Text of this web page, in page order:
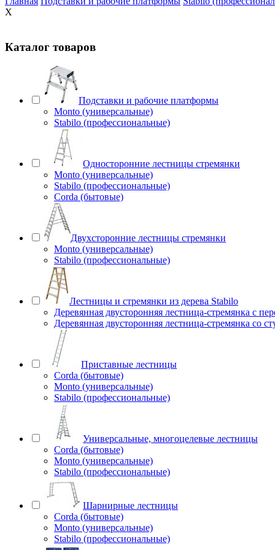
X
Каталог товаров
Подставки и рабочие платформы
Monto (универсальные)
Stabilo (профессиональные)
Односторонние лестницы стремянки
Monto (универсальные)
Stabilo (профессиональные)
Corda (бытовые)
Двухсторонние лестницы стремянки
Monto (универсальные)
Stabilo (профессиональные)
Лестницы и стремянки из дерева Stabilo
Деревянная двусторонняя лестница-стремянка с
Деревянная двусторонняя лестница-стремянка со
Приставные лестницы
Corda (бытовые)
Monto (универсальные)
Stabilo (профессиональные)
Универсальные, многоцелевые лестницы
Corda (бытовые)
Monto (универсальные)
Stabilo (профессиональные)
Шарнирные лестницы
Corda (бытовые)
Monto (универсальные)
Stabilo (профессиональные)